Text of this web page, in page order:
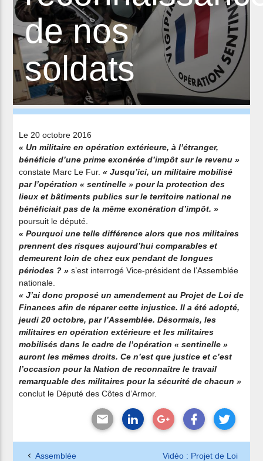
de nos
soldats
Le 20 octobre 2016
« Un militaire en opération extérieure, à l’étranger,
bénéficie d’une prime exonérée d’impôt sur le revenu »
constate Marc Le Fur.« Jusqu’ici, un militaire mobilisé
par l’opération « sentinelle » pour la protection des
lieux et bâtiments publics sur le territoire national ne
bénéficiait pas de la même exonération d’impôt. »
poursuit le député.
« Pourquoi une telle différence alors que nos militaires
prennent des risques aujourd’hui comparables et
demeurent loin de chez eux pendant de longues
périodes ? » s’est interrogé Vice-président de l’Assemblée
nationale.
« J’ai donc proposé un amendement au Projet de Loi de
Finances afin de réparer cette injustice. Il a été adopté,
jeudi 20 octobre, par l’Assemblée. Désormais, les
militaires en opération extérieure et les militaires
mobilisés dans le cadre de l’opération « sentinelle »
auront les mêmes droits. Ce n’est que justice et c’est
l’occasion pour la Nation de reconnaître le travail
remarquable des militaires pour la sécurité de chacun »
conclut le Député des Côtes d’Armor.
Assemblée
Vidéo : Projet de Loi